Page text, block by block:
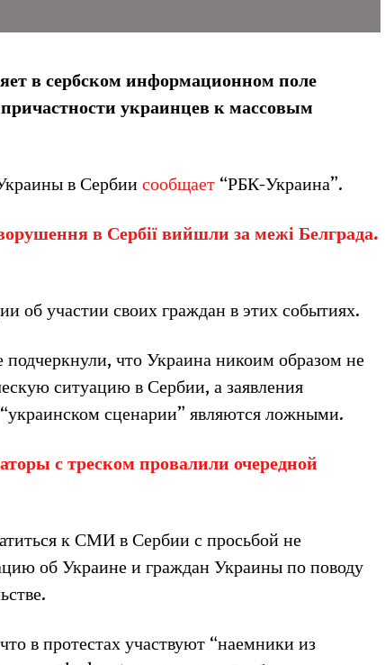
в сербском информационном поле
украинцев к массовым
в Сербии сообщает “РБК-Украина”.
в Сербії вийшли за межі Белграда.
об участии своих граждан в этих событиях.
подчеркнули, что Украина никоим образом не
ситуацию в Сербии, а заявления
сценарии” являются ложными.
с треском провалили очередной
к СМИ в Сербии с просьбой не
об Украине и граждан Украины по поводу
в протестах участвуют “наемники из